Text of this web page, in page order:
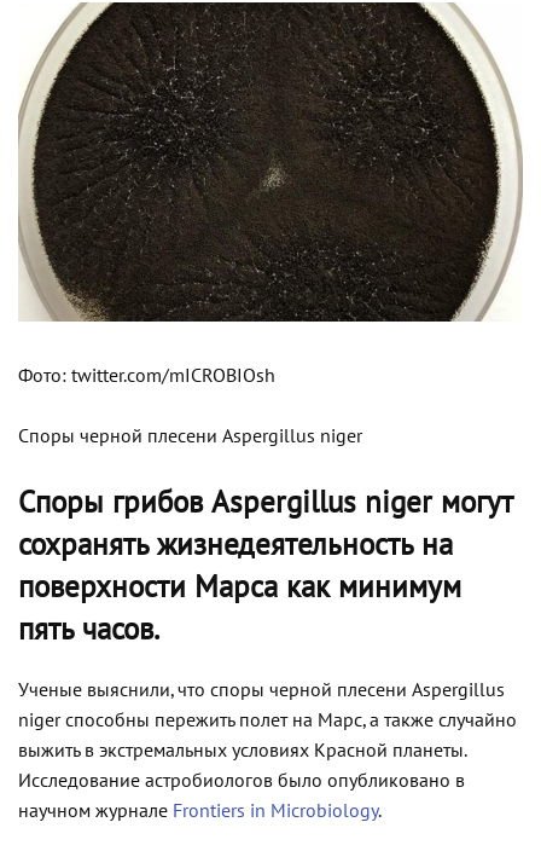
Фото: twitter.com/mICROBIOsh
Споры черной плесени Aspergillus niger
Споры грибов Aspergillus niger могут
сохранять жизнедеятельность на
поверхности Марса как минимум
пять часов.
Ученые выяснили, что споры черной плесени Aspergillus
niger способны пережить полет на Марс, а также случайно
выжить в экстремальных условиях Красной планеты.
Исследование астробиологов было опубликовано в
научном журнале Frontiers in Microbiology.